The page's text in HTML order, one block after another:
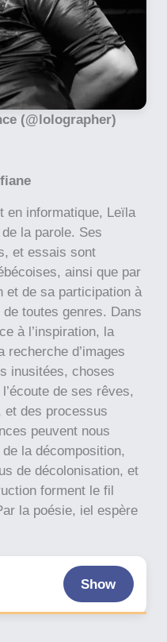
(@lolographer)
en informatique, Leïla
la parole. Ses
et essais sont
ainsi que par
et de sa participation à
toutes genres. Dans
à l’inspiration, la
recherche d’images
inusitées, choses
de ses rêves,
et des processus
peuvent nous
la décomposition,
de décolonisation, et
forment le fil
la poésie, iel espère
nouveau. Iel désire
et son territoire
non-cédé
Show